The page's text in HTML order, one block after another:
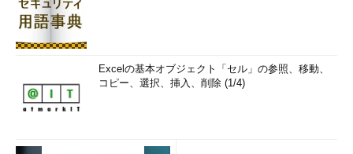
されている。ここではリモートワーク文化を向上させる幾つかの
方法を以下に示す。
ズム”の5つの側面について、組織の文化を再評価する
・目的：なぜ行動を起こすのか
・帰属意識：他者との関係の中で自分をどのように認識する
Excelの基本オブジェクト「セル」の参照、移動、
コピー、選択、挿入、削除 (1/4)